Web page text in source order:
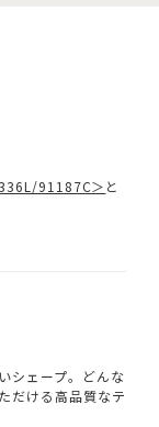
91187C＞ と
シェープ。どんな
だける高品質なテ